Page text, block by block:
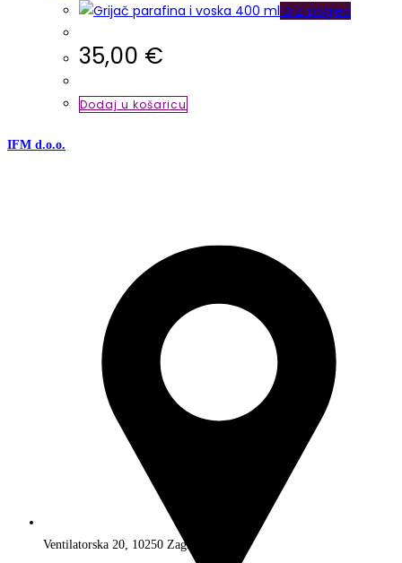
Brzi pogled
35,00 €
Dodaj u košaricu
IFM d.o.o.
Ventilatorska 20, 10250 Zagreb